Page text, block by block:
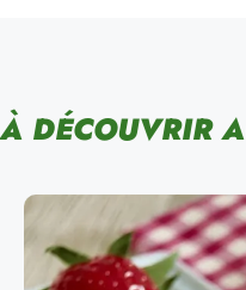
À DÉCOUVRIR